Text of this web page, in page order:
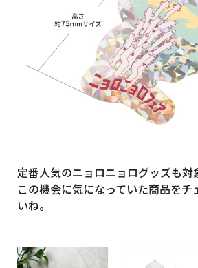
定番人気のニョロニョログッズも対
この機会に気になっていた商品をチ
いね。